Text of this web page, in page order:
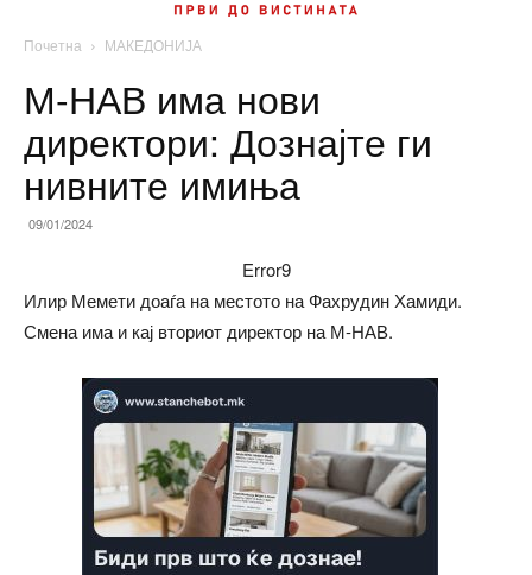
Почетна МАКЕДОНИЈА
М-НАВ има нови
директори: Дознајте ги
нивните имиња
09/01/2024
Error9
Илир Мемети доаѓа на местото на Фахрудин Хамиди.
Смена има и кај вториот директор на М-НАВ.